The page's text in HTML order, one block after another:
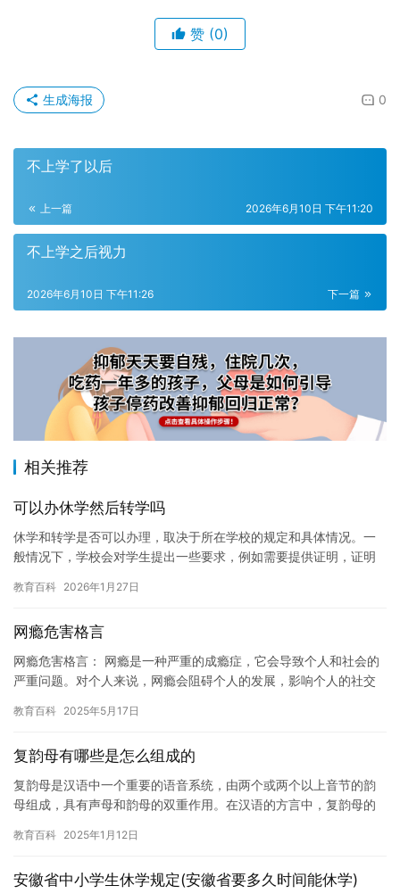
赞 (0)
0
生成海报
不上学了以后
上一篇 2026年6月10日 下午11:20
不上学之后视力
下一篇
2026年6月10日 下午11:26
相关推荐
可以办休学然后转学吗
休学和转学是否可以办理，取决于所在学校的规定和具体情况。一
般情况下，学校会对学生提出一些要求，例如需要提供证明，证明
要提供…
教育百科 2026年1月27日
网瘾危害格言
网瘾危害格言： 网瘾是一种严重的成瘾症，它会导致个人和社会的
严重问题。对个人来说，网瘾会阻碍个人的发展，影响个人的社交
全和…
教育百科 2025年5月17日
复韵母有哪些是怎么组成的
复韵母是汉语中一个重要的语音系统，由两个或两个以上音节的韵
母组成，具有声母和韵母的双重作用。在汉语的方言中，复韵母的
下面我…
教育百科 2025年1月12日
安徽省中小学生休学规定(安徽省要多久时间能休学)